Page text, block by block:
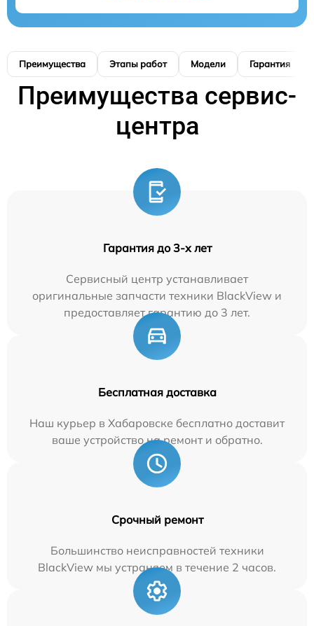
Преимущества Этапы работ Модели Гарантия
Преимущества сервис-
центра
Гарантия до 3-х лет
Сервисный центр устанавливает
оригинальные запчасти техники BlackView и
предоставляет гарантию до 3 лет.
Бесплатная доставка
Наш курьер в Хабаровске бесплатно доставит
ваше устройство на ремонт и обратно.
Срочный ремонт
Большинство неисправностей техники
BlackView мы устраняем в течение 2 часов.